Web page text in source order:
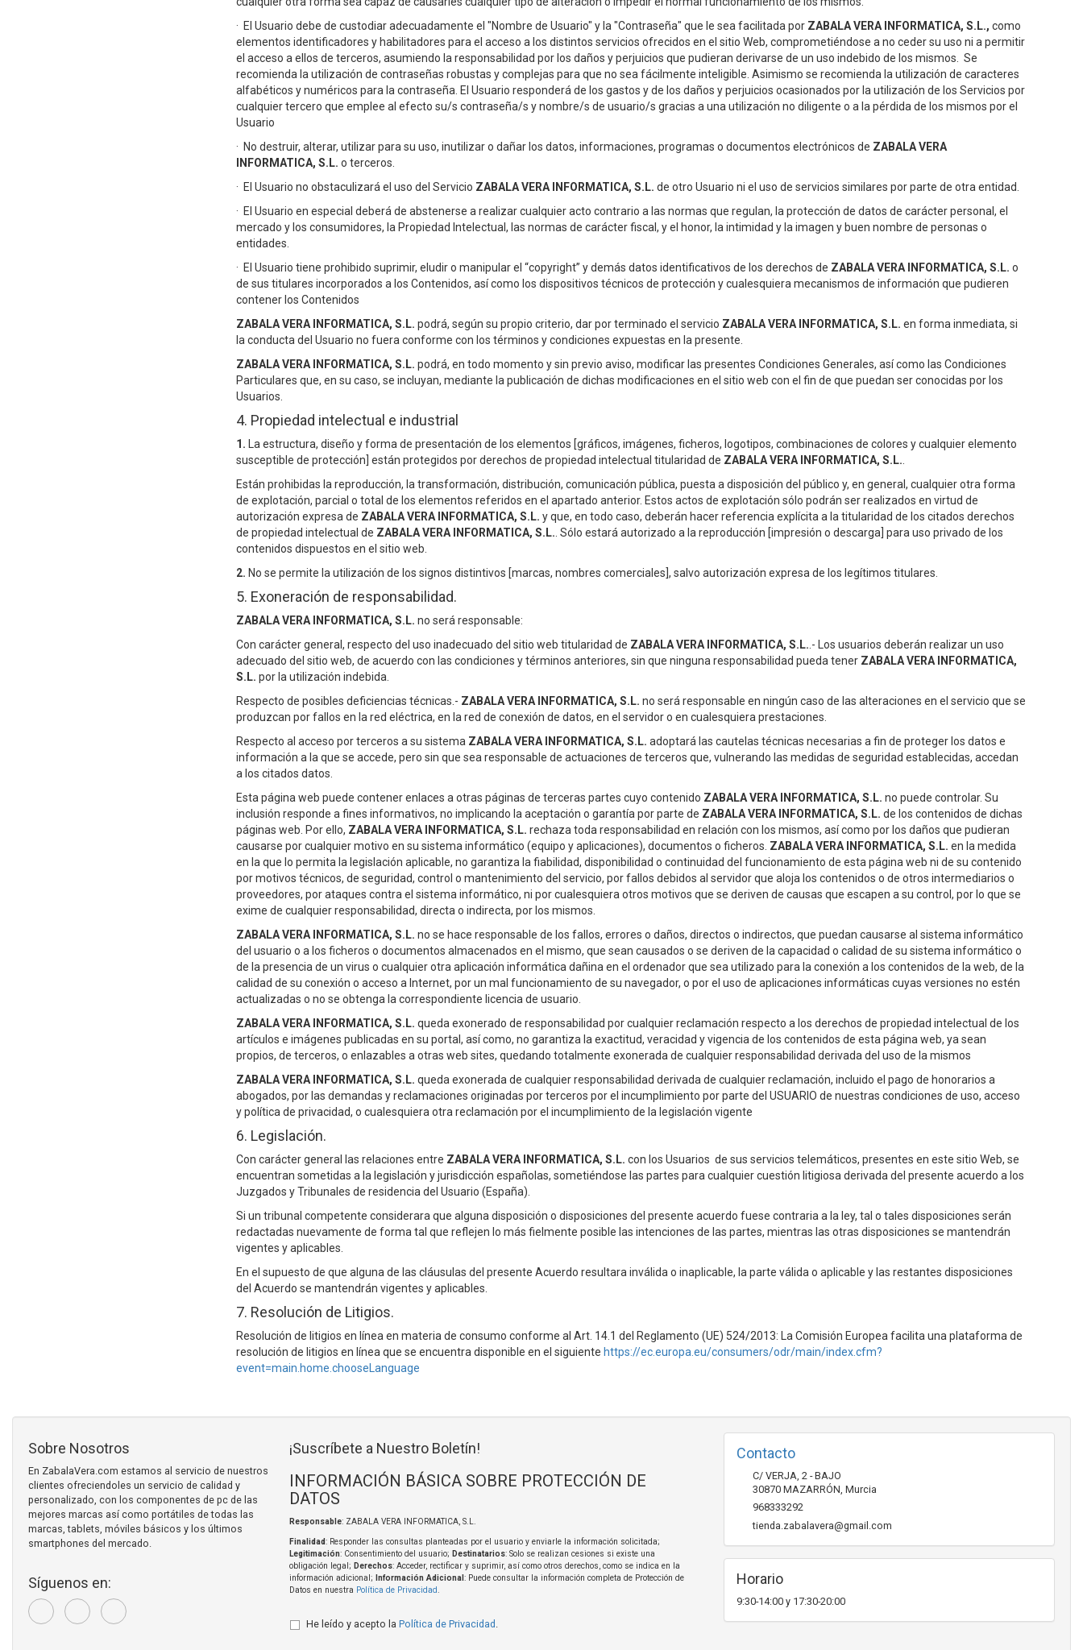
· El Usuario debe de custodiar adecuadamente el "Nombre de Usuario" y la "Contraseña" que le sea facilitada por ZABALA VERA INFORMATICA, S.L., como
elementos identificadores y habilitadores para el acceso a los distintos servicios ofrecidos en el sitio Web, comprometiéndose a no ceder su uso ni a permitir
el acceso a ellos de terceros, asumiendo la responsabilidad por los daños y perjuicios que pudieran derivarse de un uso indebido de los mismos. Se
recomienda la utilización de contraseñas robustas y complejas para que no sea fácilmente inteligible. Asimismo se recomienda la utilización de caracteres
alfabéticos y numéricos para la contraseña. El Usuario responderá de los gastos y de los daños y perjuicios ocasionados por la utilización de los Servicios por
cualquier tercero que emplee al efecto su/s contraseña/s y nombre/s de usuario/s gracias a una utilización no diligente o a la pérdida de los mismos por el
Usuario
· No destruir, alterar, utilizar para su uso, inutilizar o dañar los datos, informaciones, programas o documentos electrónicos de ZABALA VERA
INFORMATICA, S.L. o terceros.
· El Usuario no obstaculizará el uso del Servicio ZABALA VERA INFORMATICA, S.L. de otro Usuario ni el uso de servicios similares por parte de otra entidad.
· El Usuario en especial deberá de abstenerse a realizar cualquier acto contrario a las normas que regulan, la protección de datos de carácter personal, el
mercado y los consumidores, la Propiedad Intelectual, las normas de carácter fiscal, y el honor, la intimidad y la imagen y buen nombre de personas o
entidades.
· El Usuario tiene prohibido suprimir, eludir o manipular el “copyright” y demás datos identificativos de los derechos de ZABALA VERA INFORMATICA, S.L. o
de sus titulares incorporados a los Contenidos, así como los dispositivos técnicos de protección y cualesquiera mecanismos de información que pudieren
contener los Contenidos
ZABALA VERA INFORMATICA, S.L. podrá, según su propio criterio, dar por terminado el servicio ZABALA VERA INFORMATICA, S.L. en forma inmediata, si
la conducta del Usuario no fuera conforme con los términos y condiciones expuestas en la presente.
ZABALA VERA INFORMATICA, S.L. podrá, en todo momento y sin previo aviso, modificar las presentes Condiciones Generales, así como las Condiciones
Particulares que, en su caso, se incluyan, mediante la publicación de dichas modificaciones en el sitio web con el fin de que puedan ser conocidas por los
Usuarios.
4. Propiedad intelectual e industrial
1. La estructura, diseño y forma de presentación de los elementos [gráficos, imágenes, ficheros, logotipos, combinaciones de colores y cualquier elemento
susceptible de protección] están protegidos por derechos de propiedad intelectual titularidad de ZABALA VERA INFORMATICA, S.L.
Están prohibidas la reproducción, la transformación, distribución, comunicación pública, puesta a disposición del público y, en general, cualquier otra forma
de explotación, parcial o total de los elementos referidos en el apartado anterior. Estos actos de explotación sólo podrán ser realizados en virtud de
autorización expresa de ZABALA VERA INFORMATICA, S.L. y que, en todo caso, deberán hacer referencia explícita a la titularidad de los citados derechos
de propiedad intelectual de ZABALA VERA INFORMATICA, S.L. . Sólo estará autorizado a la reproducción [impresión o descarga] para uso privado de los
contenidos dispuestos en el sitio web.
2. No se permite la utilización de los signos distintivos [marcas, nombres comerciales], salvo autorización expresa de los legítimos titulares.
5. Exoneración de responsabilidad.
ZABALA VERA INFORMATICA, S.L. no será responsable:
Con carácter general, respecto del uso inadecuado del sitio web titularidad de ZABALA VERA INFORMATICA, S.L. .- Los usuarios deberán realizar un uso
adecuado del sitio web, de acuerdo con las condiciones y términos anteriores, sin que ninguna responsabilidad pueda tener ZABALA VERA INFORMATICA,
S.L. por la utilización indebida.
Respecto de posibles deficiencias técnicas.- ZABALA VERA INFORMATICA, S.L. no será responsable en ningún caso de las alteraciones en el servicio que se
produzcan por fallos en la red eléctrica, en la red de conexión de datos, en el servidor o en cualesquiera prestaciones.
Respecto al acceso por terceros a su sistema ZABALA VERA INFORMATICA, S.L. adoptará las cautelas técnicas necesarias a fin de proteger los datos e
información a la que se accede, pero sin que sea responsable de actuaciones de terceros que, vulnerando las medidas de seguridad establecidas, accedan
a los citados datos.
Esta página web puede contener enlaces a otras páginas de terceras partes cuyo contenido ZABALA VERA INFORMATICA, S.L. no puede controlar. Su
inclusión responde a fines informativos, no implicando la aceptación o garantía por parte de ZABALA VERA INFORMATICA, S.L. de los contenidos de dichas
páginas web. Por ello, ZABALA VERA INFORMATICA, S.L. rechaza toda responsabilidad en relación con los mismos, así como por los daños que pudieran
causarse por cualquier motivo en su sistema informático (equipo y aplicaciones), documentos o ficheros. ZABALA VERA INFORMATICA, S.L. en la medida
en la que lo permita la legislación aplicable, no garantiza la fiabilidad, disponibilidad o continuidad del funcionamiento de esta página web ni de su contenido
por motivos técnicos, de seguridad, control o mantenimiento del servicio, por fallos debidos al servidor que aloja los contenidos o de otros intermediarios o
proveedores, por ataques contra el sistema informático, ni por cualesquiera otros motivos que se deriven de causas que escapen a su control, por lo que se
exime de cualquier responsabilidad, directa o indirecta, por los mismos.
ZABALA VERA INFORMATICA, S.L. no se hace responsable de los fallos, errores o daños, directos o indirectos, que puedan causarse al sistema informático
del usuario o a los ficheros o documentos almacenados en el mismo, que sean causados o se deriven de la capacidad o calidad de su sistema informático o
de la presencia de un virus o cualquier otra aplicación informática dañina en el ordenador que sea utilizado para la conexión a los contenidos de la web, de la
calidad de su conexión o acceso a Internet, por un mal funcionamiento de su navegador, o por el uso de aplicaciones informáticas cuyas versiones no estén
actualizadas o no se obtenga la correspondiente licencia de usuario.
ZABALA VERA INFORMATICA, S.L. queda exonerado de responsabilidad por cualquier reclamación respecto a los derechos de propiedad intelectual de los
artículos e imágenes publicadas en su portal, así como, no garantiza la exactitud, veracidad y vigencia de los contenidos de esta página web, ya sean
propios, de terceros, o enlazables a otras web sites, quedando totalmente exonerada de cualquier responsabilidad derivada del uso de la mismos
ZABALA VERA INFORMATICA, S.L. queda exonerada de cualquier responsabilidad derivada de cualquier reclamación, incluido el pago de honorarios a
abogados, por las demandas y reclamaciones originadas por terceros por el incumplimiento por parte del USUARIO de nuestras condiciones de uso, acceso
y política de privacidad, o cualesquiera otra reclamación por el incumplimiento de la legislación vigente
6. Legislación.
Con carácter general las relaciones entre ZABALA VERA INFORMATICA, S.L. con los Usuarios de sus servicios telemáticos, presentes en este sitio Web, se
encuentran sometidas a la legislación y jurisdicción españolas, sometiéndose las partes para cualquier cuestión litigiosa derivada del presente acuerdo a los
Juzgados y Tribunales de residencia del Usuario (España).
Si un tribunal competente considerara que alguna disposición o disposiciones del presente acuerdo fuese contraria a la ley, tal o tales disposiciones serán
redactadas nuevamente de forma tal que reflejen lo más fielmente posible las intenciones de las partes, mientras las otras disposiciones se mantendrán
vigentes y aplicables.
En el supuesto de que alguna de las cláusulas del presente Acuerdo resultara inválida o inaplicable, la parte válida o aplicable y las restantes disposiciones
del Acuerdo se mantendrán vigentes y aplicables.
7. Resolución de Litigios.
Resolución de litigios en línea en materia de consumo conforme al Art. 14.1 del Reglamento (UE) 524/2013: La Comisión Europea facilita una plataforma de
resolución de litigios en línea que se encuentra disponible en el siguiente https://ec.europa.eu/consumers/odr/main/index.cfm?
event=main.home.chooseLanguage
Sobre Nosotros
En ZabalaVera.com estamos al servicio de nuestros
clientes ofreciendoles un servicio de calidad y
personalizado, con los componentes de pc de las
mejores marcas así como portátiles de todas las
marcas, tablets, móviles básicos y los últimos
smartphones del mercado.
Síguenos en:
¡Suscríbete a Nuestro Boletín!
INFORMACIÓN BÁSICA SOBRE PROTECCIÓN DE
DATOS
Responsable: ZABALA VERA INFORMATICA, S.L.
Finalidad: Responder las consultas planteadas por el usuario y enviarle la información solicitada;
Legitimación: Consentimiento del usuario; Destinatarios: Solo se realizan cesiones si existe una
obligación legal; Derechos: Acceder, rectificar y suprimir, así como otros derechos, como se indica en la
información adicional;
Información Adicional : Puede consultar la información completa de Protección de
Datos en nuestra Política de Privacidad
He leído y acepto la Política de Privacidad .
Contacto
C/ VERJA, 2 - BAJO
30870 MAZARRÓN, Murcia
968333292
tienda.zabalavera@gmail.com
Horario
9:30-14:00 y 17:30-20:00